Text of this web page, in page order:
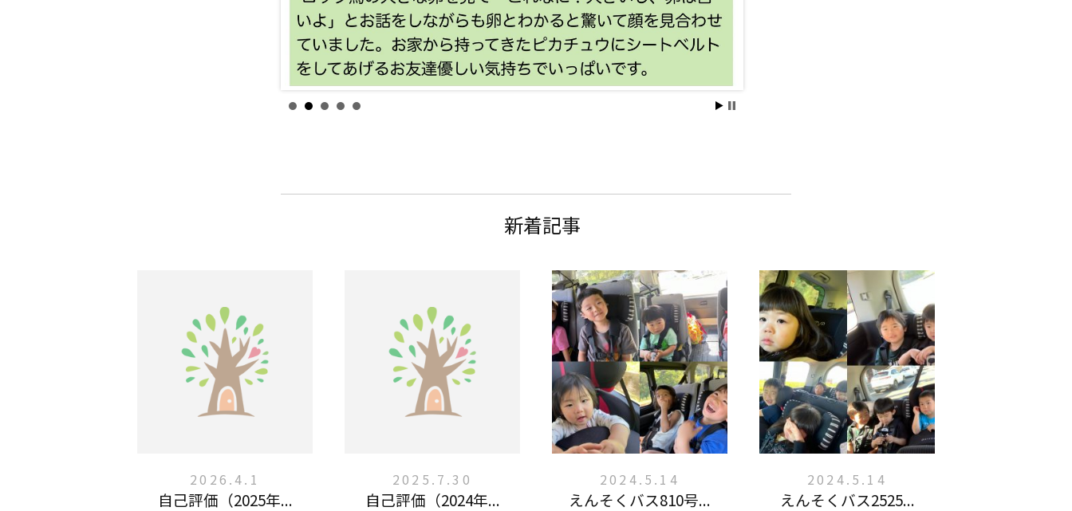
新着記事
2026.4.1
自己評価（2025年...
2025.7.30
自己評価（2024年...
2024.5.14
えんそくバス810号...
2024.5.14
えんそくバス2525...